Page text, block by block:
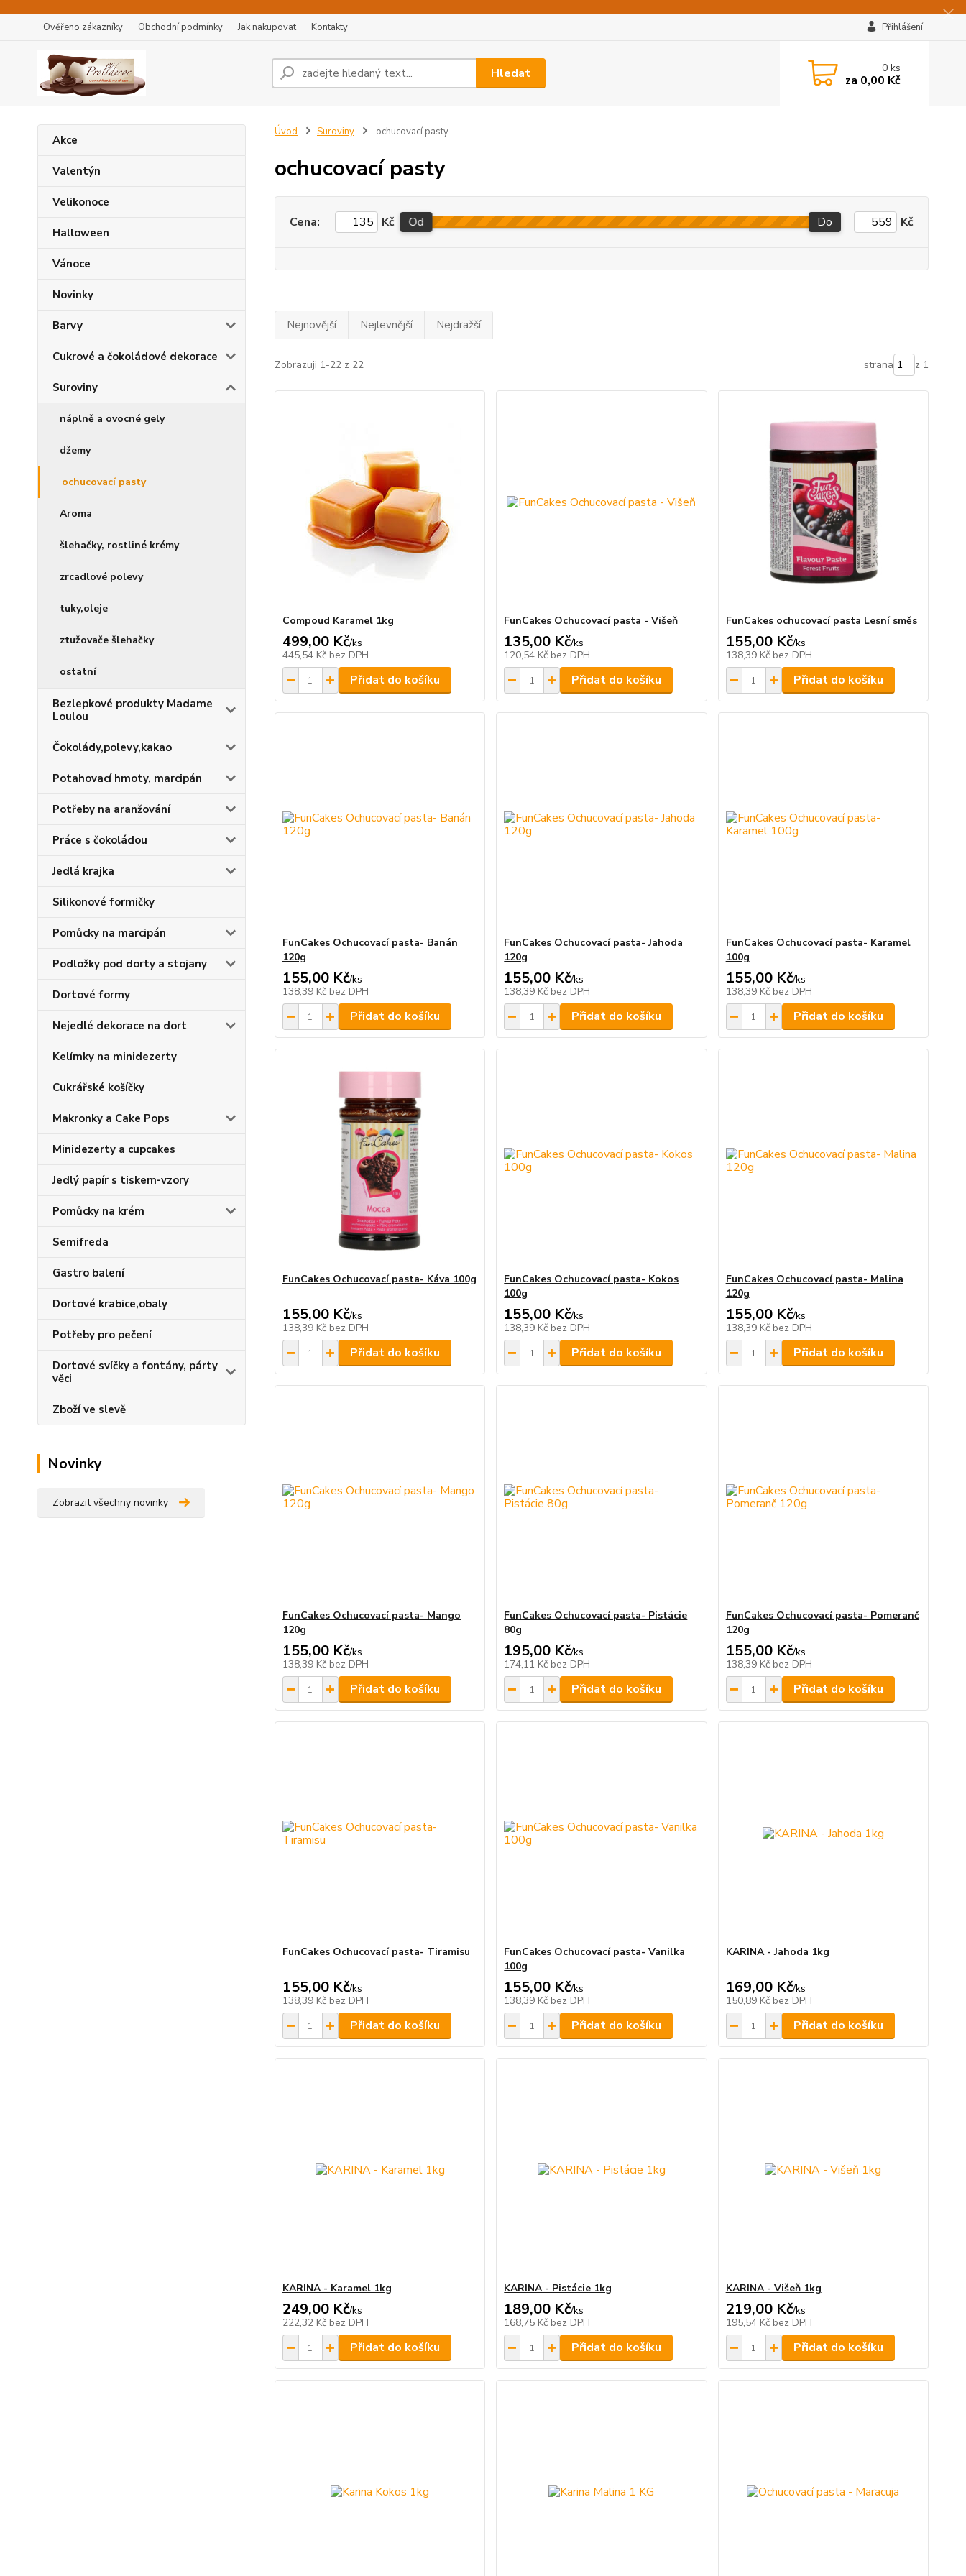
Ověřeno zákazníky Obchodní podmínky Jak nakupovat Kontakty Přihlášení
Hledat 0ks
za 0,00 Kč
Akce
Valentýn
Velikonoce
Halloween
Vánoce
Novinky
Barvy
Cukrové a čokoládové dekorace
Suroviny
náplně a ovocné gely
džemy
ochucovací pasty
Aroma
šlehačky, rostliné krémy
zrcadlové polevy
tuky,oleje
ztužovače šlehačky
ostatní
Bezlepkové produkty Madame
Loulou
Čokolády,polevy,kakao
Potahovací hmoty, marcipán
Potřeby na aranžování
Práce s čokoládou
Jedlá krajka
Silikonové formičky
Pomůcky na marcipán
Podložky pod dorty a stojany
Dortové formy
Nejedlé dekorace na dort
Kelímky na minidezerty
Cukrářské košíčky
Makronky a Cake Pops
Minidezerty a cupcakes
Jedlý papír s tiskem-vzory
Pomůcky na krém
Semifreda
Gastro balení
Dortové krabice,obaly
Potřeby pro pečení
Dortové svíčky a fontány, párty
věci
Zboží ve slevě
Novinky
Zobrazit všechny novinky
Úvod Suroviny ochucovací pasty
ochucovací pasty
Cena: Kč Od Do Kč
Nejnovější Nejlevnější Nejdražší
Zobrazuji 1-22 z 22 strana z 1
Compoud Karamel 1kg
499,00 Kč/ks
445,54 Kč bez DPH
Přidat do košíku
FunCakes Ochucovací pasta - Višeň
135,00 Kč/ks
120,54 Kč bez DPH
Přidat do košíku
FunCakes ochucovací pasta Lesní směs
155,00 Kč/ks
138,39 Kč bez DPH
Přidat do košíku
FunCakes Ochucovací pasta- Banán
120g
155,00 Kč/ks
138,39 Kč bez DPH
Přidat do košíku
FunCakes Ochucovací pasta- Jahoda
120g
155,00 Kč/ks
138,39 Kč bez DPH
Přidat do košíku
FunCakes Ochucovací pasta- Karamel
100g
155,00 Kč/ks
138,39 Kč bez DPH
Přidat do košíku
FunCakes Ochucovací pasta- Káva 100g
155,00 Kč/ks
138,39 Kč bez DPH
Přidat do košíku
FunCakes Ochucovací pasta- Kokos
100g
155,00 Kč/ks
138,39 Kč bez DPH
Přidat do košíku
FunCakes Ochucovací pasta- Malina
120g
155,00 Kč/ks
138,39 Kč bez DPH
Přidat do košíku
FunCakes Ochucovací pasta- Mango
120g
155,00 Kč/ks
138,39 Kč bez DPH
Přidat do košíku
FunCakes Ochucovací pasta- Pistácie
80g
195,00 Kč/ks
174,11 Kč bez DPH
Přidat do košíku
FunCakes Ochucovací pasta- Pomeranč
120g
155,00 Kč/ks
138,39 Kč bez DPH
Přidat do košíku
FunCakes Ochucovací pasta- Tiramisu
155,00 Kč/ks
138,39 Kč bez DPH
Přidat do košíku
FunCakes Ochucovací pasta- Vanilka
100g
155,00 Kč/ks
138,39 Kč bez DPH
Přidat do košíku
KARINA - Jahoda 1kg
169,00 Kč/ks
150,89 Kč bez DPH
Přidat do košíku
KARINA - Karamel 1kg
249,00 Kč/ks
222,32 Kč bez DPH
Přidat do košíku
KARINA - Pistácie 1kg
189,00 Kč/ks
168,75 Kč bez DPH
Přidat do košíku
KARINA - Višeň 1kg
219,00 Kč/ks
195,54 Kč bez DPH
Přidat do košíku